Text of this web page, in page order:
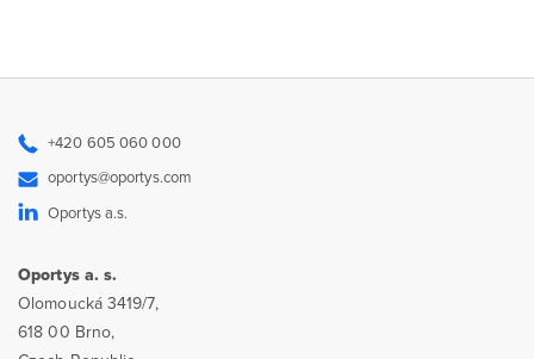
+420 605 060 000
oportys@oportys.com
Oportys a.s.
Oportys a. s.
Olomoucká 3419/7,
618 00 Brno,